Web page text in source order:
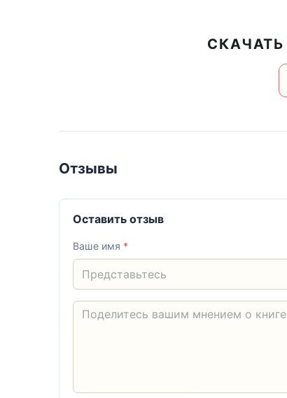
Отзывы
Оставить отзыв
Ваше имя *